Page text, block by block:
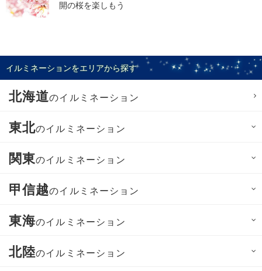
開の桜を楽しもう
イルミネーションをエリアから探す
北海道のイルミネーション
東北のイルミネーション
関東のイルミネーション
甲信越のイルミネーション
東海のイルミネーション
北陸のイルミネーション